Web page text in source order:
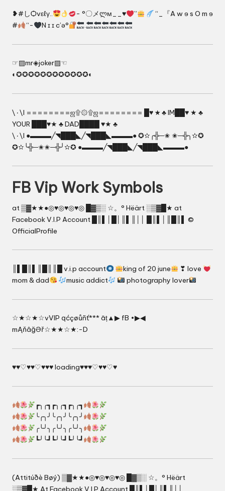
❥#しѺvεℓγ.. - °〇メლм__♥ ”
“_『A w ɘ s O m ɘ
#
“- N ɪ ɪ c’ə° .
☞▨mr◈joker▨☜
◐✪✪✪✪✪✪✪✪✪✪✪✪◐
\٠\l ========ஜ۩۞۩ஜ======== █♥ ★ ♣ IM██♥ ★ ♣
YOUR ███♥★ ♣ DAD████ ♥★ ♣
\٠\l ●▬▬▬╱◥███◣╱◥███◣▬▬▬● ✪✫╭╬─✬ ✬─╬╮✫✪
✪✫╰╬─✬✬─╬╯✫✪ ●▬▬▬╱◥███◣╱◥███◣▬▬▬●
FB Vip Work Symbols
at ▒▓★★●◎♥◎♥◎♥◎ █▓▒░ ☆。° Hëärt ░▒▓█★ at
Facebook V.I.P Account █║▌│█│║▌║││ █║▌│║█║▌ ©
OfficialProfile
║▌█║▌║█║║█ v.i.p account king of 20 june
❣ love
mom & dad
music addict photography lover
☆★☆★☆vVIP ąćçøůñť*** āț▲▶ fB •▶◀
mĄňâğƏř☆★★☆★:-D
♥♥♡♥♥♡♥♥♥ loading♥♥♥♡♥♥♡♥
┏╮╭┓┏╮╭┓┏╮╭┓
╰╭╮╯╰╭╮╯╰╭╮╯
╭╰╯╮╭╰╯╮╭╰╯╮
┗╯╰┛┗╯╰┛┗╯╰┛
(Attitúðè Bøý) ▒▓★★●◎♥◎♥◎♥◎ █▓▒░ ☆。° Hëärt
░▒▓█★ At Facebook V.I.P Account █║▌│█│║▌║││